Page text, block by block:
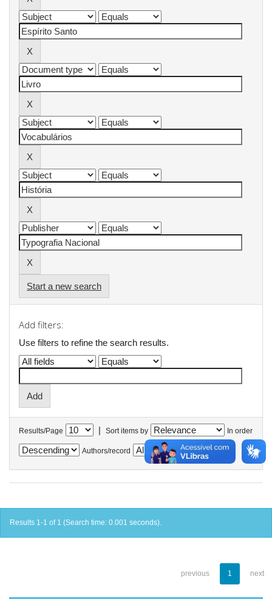
Start a new search
Add filters:
Use filters to refine the search results.
Results/Page | Sort items by In order
Authors/record
Results 1-1 of 1 (Search time: 0.001 seconds).
previous 1 next